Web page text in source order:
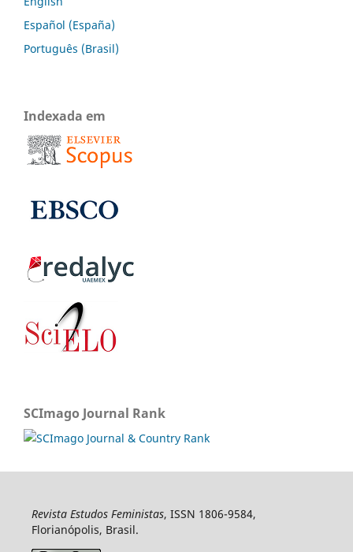
Español (España)
Português (Brasil)
Indexada em
SCImago Journal Rank
Revista Estudos Feministas, ISSN 1806-9584,
Florianópolis, Brasil.